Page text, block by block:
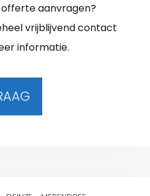
aanvragen?
vrijblijvend contact
informatie.